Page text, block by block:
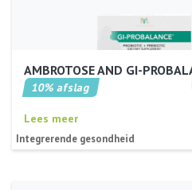
AMBROTOSE AND GI-
10% afslag
Lees meer
Integrerende gesondheid